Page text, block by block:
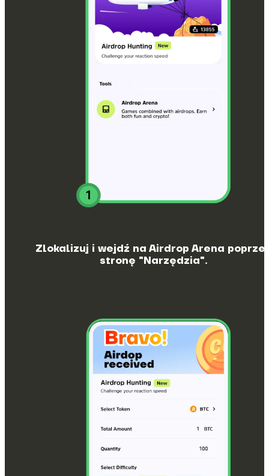
Zlokalizuj i wejdź na Airdrop Arena
stronę "Narzędzia".